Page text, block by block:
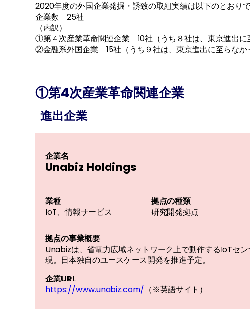
2020年度の外国企業発掘・誘致の取組実績は以下のとおりで
企業数 25社
（内訳）
①第４次産業革命関連企業 10社（うち８社は、東京進出に
②金融系外国企業 15社（うち９社は、東京進出に至らなか
①第4次産業革命関連企業
進出企業
企業名
Unabiz Holdings
業種
IoT、情報サービス
拠点の種
研究開発拠
拠点の事業概要
Unabizは、省電力広域ネットワーク上で動作するIoTセ
現。日本独自のユースケース開発を推進予定。
企業URL
https://www.unabiz.com/ （※英語サイト）